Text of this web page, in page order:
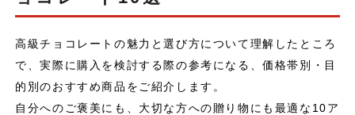
高級チョコレートの魅力と選び方について理解したところ
で、実際に購入を検討する際の参考になる、価格帯別・目
的別のおすすめ商品をご紹介します。
自分へのご褒美にも、大切な方への贈り物にも最適な10ア